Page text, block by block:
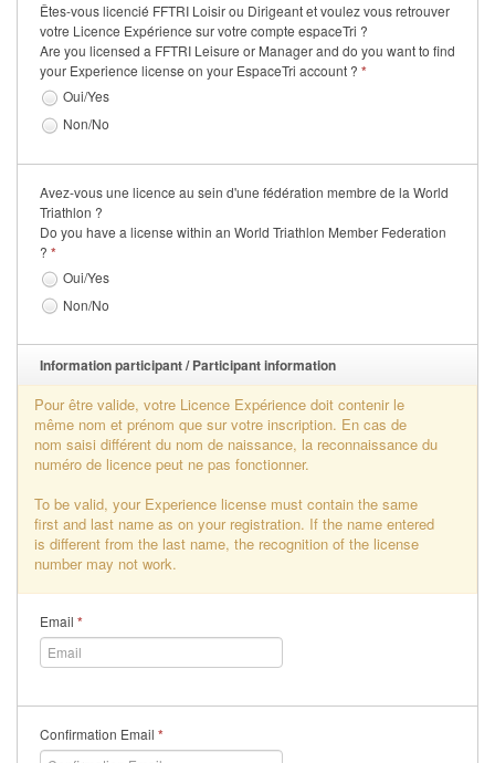
Se former
FAQ
Nous Contacter
Êtes-vous licencié FFTRI Loisir ou Dirigeant et voulez vous retrouver
votre Licence Expérience sur votre compte espaceTri ?
Are you licensed a FFTRI Leisure or Manager and do you want to find
your Experience license on your EspaceTri account ? *
Oui/Yes
Non/No
Avez-vous une licence au sein d'une fédération membre de la World
Triathlon ?
Do you have a license within an World Triathlon Member Federation
? *
Oui/Yes
Non/No
Information participant / Participant information
Pour être valide, votre Licence Expérience doit contenir le
même nom et prénom que sur votre inscription. En cas de
nom saisi différent du nom de naissance, la reconnaissance du
numéro de licence peut ne pas fonctionner.
To be valid, your Experience license must contain the same
first and last name as on your registration. If the name entered
is different from the last name, the recognition of the license
number may not work.
Email *
Confirmation Email *